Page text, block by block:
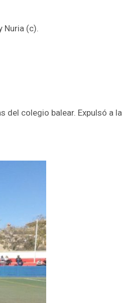
Nuria (c).
del colegio balear. Expulsó a la